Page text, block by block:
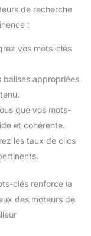
de recherche
:
vos mots-clés
balises appropriées
que vos mots-
et cohérente.
les taux de clics
clés renforce la
des moteurs de